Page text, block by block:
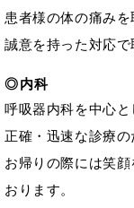
患者様の体の痛み
誠意を持った対応で
内科
呼吸器内科を中心と
正確・迅速な診療
お帰りの際には笑
おります。